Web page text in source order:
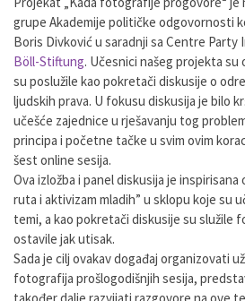
grupe Akademije političke odgovornosti
Boris Divković u saradnji sa Centre Party
Böll-Stiftung. Učesnici našeg projekta
su poslužile kao pokretači diskusije o
ljudskih prava. U fokusu diskusija je bilo
učešće zajednice u rješavanju tog
principa i početne tačke u svim ovim
šest online sesija.
Ova izložba i panel diskusija je inspirisana
ruta i aktivizam mladih” u sklopu koje su
temi, a kao pokretači diskusije su služile
ostavile jak utisak.
Sada je cilj ovakav događaj organizovati
fotografija prošlogodišnjih sesija,